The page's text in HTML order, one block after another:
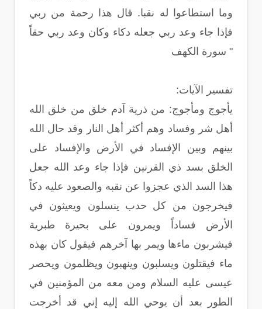
وما استطاعوا له نقبا. قال هذا رحمة من ربي
فإذا جاء وعد ربي جعله دكاء وكان وعد ربي حقاً
" سورة الكهف
تفسير الآيات:
يأجوج ومأجوج: من ذرية آدم خلق من خلق الله
أهل شر وفساد وهم أكثر أهل النار وقد حال الله
بينهم وبين الإفساد في الأرض والإفساد على
الخلق بسد ذي القرنين فإذا جاء وعد الله جعل
هذا السد الذي عجزوا عن نقبه والصعود عليه دكاً
فيخرجون من كل حدب ينسلون ويعيثون في
الأرض فساداً ويمرون على بحيرة طبرية
فيشربون ماءها ويمر بها آخرهم فيقول كان بهذه
ماء فيقتلون ويسلبون وينهبون ويظلمون ويحصر
عيسى عليه السلام ومن معه من المؤمنين في
الطور بعد أن يوحي الله إليه إني قد أخرجت